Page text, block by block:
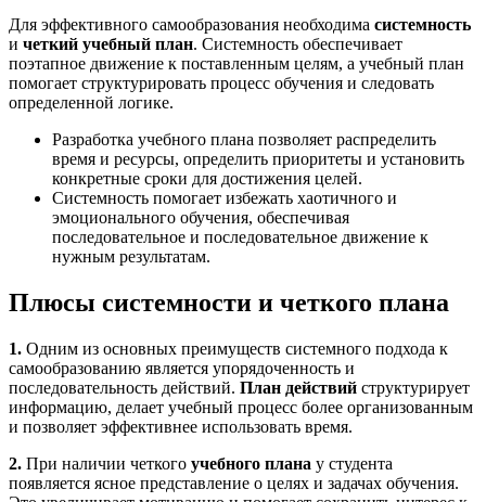
Для эффективного самообразования необходима системность
и четкий учебный план. Системность обеспечивает
поэтапное движение к поставленным целям, а учебный план
помогает структурировать процесс обучения и следовать
определенной логике.
Разработка учебного плана позволяет распределить
время и ресурсы, определить приоритеты и установить
конкретные сроки для достижения целей.
Системность помогает избежать хаотичного и
эмоционального обучения, обеспечивая
последовательное и последовательное движение к
нужным результатам.
Плюсы системности и четкого плана
1. Одним из основных преимуществ системного подхода к
самообразованию является упорядоченность и
последовательность действий. План действий структурирует
информацию, делает учебный процесс более организованным
и позволяет эффективнее использовать время.
2. При наличии четкого учебного плана у студента
появляется ясное представление о целях и задачах обучения.